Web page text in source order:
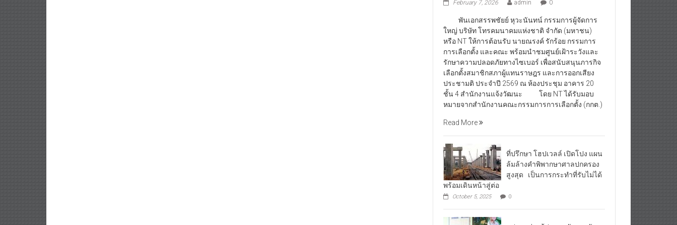
February 7, 2026 admin 0
พันเอกสรรพชัยย์ หุวะนันทน์ กรรมการผู้จัดการ
ใหญ่ บริษัท โทรคมนาคมแห่งชาติ จำกัด (มหาชน)
หรือ NT ให้การต้อนรับ นายณรงค์ รักร้อย กรรมการ
การเลือกตั้ง และคณะ พร้อมนำชมศูนย์เฝ้าระวังและ
รักษาความปลอดภัยทางไซเบอร์ เพื่อสนับสนุนภารกิจ
เลือกตั้งสมาชิกสภาผู้แทนราษฎร และการออกเสียง
ประชามติ ประจำปี 2569 ณ ห้องประชุม อาคาร 20
ชั้น 4 สำนักงานแจ้งวัฒนะ โดย NT ได้รับมอบ
หมายจากสำนักงานคณะกรรมการการเลือกตั้ง (กกต.)
Read More
ที่ปรึกษา โฮปเวลล์ เปิดโปง แผน
ล้มล้างคำพิพากษาศาลปกครอง
สูงสุด เป็นการกระทำที่รับไม่ได้
พร้อมเดินหน้าสู่ต่อ
October 5, 2025 0